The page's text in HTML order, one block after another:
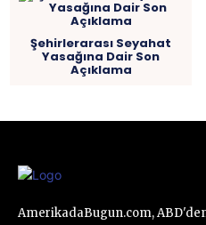
Şehirlerarası Seyahat
Yasağına Dair Son
Açıklama
AmerikadaBugun.com,